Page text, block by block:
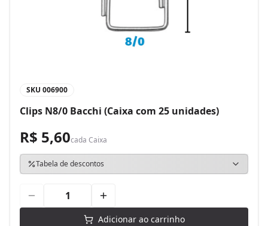
SKU 006900
Clips N8/0 Bacchi (Caixa com 25 unidades)
R$ 5,60cada Caixa
Tabela de descontos
Adicionar ao carrinho